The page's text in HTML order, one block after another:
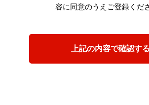
容に同意のうえご登録くだ